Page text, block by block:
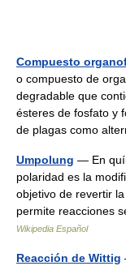
Compuesto
o compuesto de
degradable que
ésteres de fosfato y
de plagas como
Umpolung — En
polaridad es la
objetivo de revertir
permite reacciones
Wikipedia Español
Reacción de Wittig